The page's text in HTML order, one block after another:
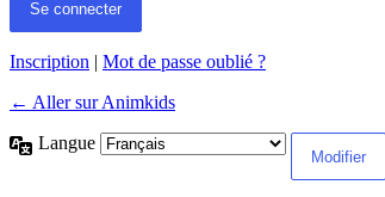
Inscription | Mot de passe oublié ?
← Aller sur Animkids
Langue